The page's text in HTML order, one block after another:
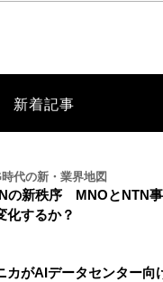
新着記事
代の新・業界地図
の新秩序 MNOとNTN
化するか？
カがAIデータセンター向